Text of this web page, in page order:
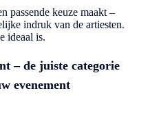
passende keuze maakt –
indruk van de artiesten.
ideaal is.
– de juiste categorie
evenement